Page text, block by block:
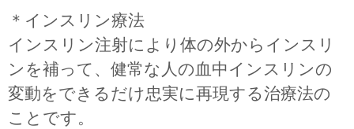
＊インスリン療法
インスリン注射により体の外からインスリ
ンを補って、健常な人の血中インスリンの
変動をできるだけ忠実に再現する治療法の
ことです。